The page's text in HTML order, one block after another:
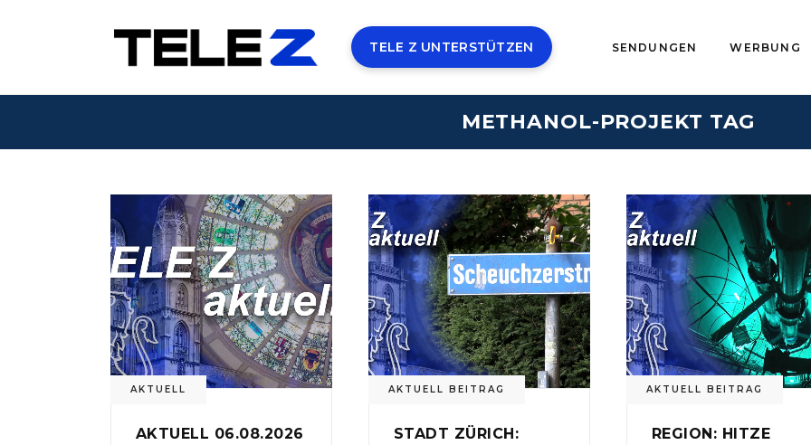
TELE Z UNTERSTÜTZEN SENDUNGEN WERBUNG
METHANOL-PROJEKT TAG
AKTUELL
AKTUELL 06.08.2026
AKTUELL BEITRAG
STADT ZÜRICH:
AKTUELL BEITRAG
REGION: HITZE